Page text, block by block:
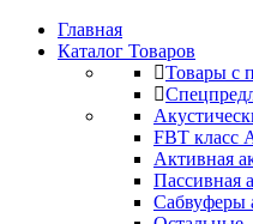
Главная
Каталог Товаров
Товары с
FBT класс
Активная
Пассивная
Сабвуферы